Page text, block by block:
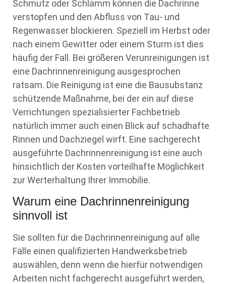
Schmutz oder Schlamm können die Dachrinne
verstopfen und den Abfluss von Tau- und
Regenwasser blockieren. Speziell im Herbst oder
nach einem Gewitter oder einem Sturm ist dies
häufig der Fall. Bei größeren Verunreinigungen ist
eine Dachrinnenreinigung ausgesprochen
ratsam. Die Reinigung ist eine die Bausubstanz
schützende Maßnahme, bei der ein auf diese
Verrichtungen spezialisierter Fachbetrieb
natürlich immer auch einen Blick auf schadhafte
Rinnen und Dachziegel wirft. Eine sachgerecht
ausgeführte Dachrinnenreinigung ist eine auch
hinsichtlich der Kosten vorteilhafte Möglichkeit
zur Werterhaltung Ihrer Immobilie.
Warum eine Dachrinnenreinigung
sinnvoll ist
Sie sollten für die Dachrinnenreinigung auf alle
Fälle einen qualifizierten Handwerksbetrieb
auswählen, denn wenn die hierfür notwendigen
Arbeiten nicht fachgerecht ausgeführt werden,